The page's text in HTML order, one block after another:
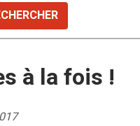
à la fois !